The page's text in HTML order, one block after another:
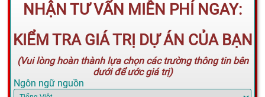
NHẬN TƯ VẤN MIỄN PHÍ NGAY:
KIỂM TRA GIÁ TRỊ DỰ ÁN CỦA BẠN
(Vui lòng hoàn thành lựa chọn các trường thông tin bên
dưới để ước giá trị)
Ngôn ngữ nguồn